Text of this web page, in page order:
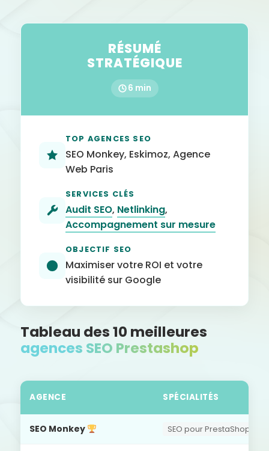
RÉSUMÉ
STRATÉGIQUE
6 min
TOP AGENCES SEO
SEO Monkey, Eskimoz, Agence
Web Paris
SERVICES CLÉS
Audit SEO, Netlinking,
Accompagnement sur mesure
OBJECTIF SEO
Maximiser votre ROI et votre
visibilité sur Google
Tableau des 10 meilleures
agences SEO Prestashop
AGENCE SPÉCIALITÉS
SEO Monkey SEO pour PrestaShop